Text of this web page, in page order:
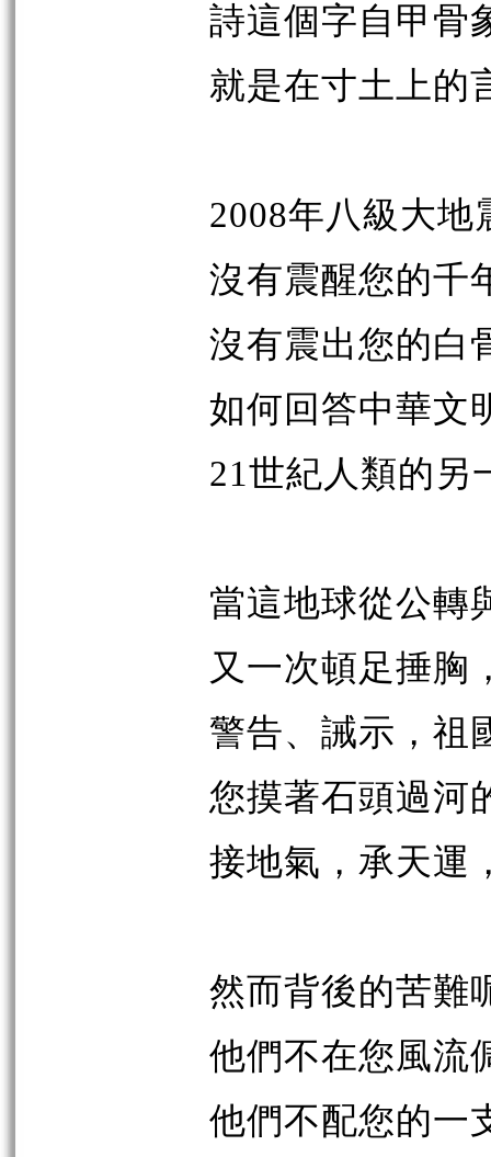
詩這個字自甲骨
就是在寸土上的
2008年八級大地
沒有震醒您的千
沒有震出您的白
如何回答中華文
21世紀人類的另
當這地球從公轉
又一次頓足捶胸
警告、誡示，祖
您摸著石頭過河
接地氣，承天運
然而背後的苦難
他們不在您風流
他們不配您的一